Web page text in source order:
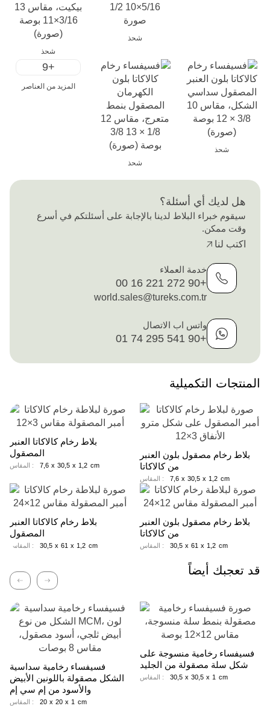
شحذ
شحذ
شحذ
شحذ
+9
المزيد من العناصر
هل لديك أي أسئلة؟
سيقوم خبراء البلاط لدينا بالإجابة على أسئلتكم في أسرع
وقت ممكن.
اكتب لنا
خدمة العملاء
+90 272 221 16 00
world.sales@tureks.com.tr
واتس اب الاتصال
+90 541 295 74 01
المنتجات التكميلية
بلاط رخام كالاكاتا العنبر
المصقول
المقاس : 7,6 x 30,5 x 1,2 cm
بلاط رخام مصقول بلون العنبر
من كالاكاتا
المقاس : 7,6 x 30,5 x 1,2 cm
بلاط رخام كالاكاتا العنبر
المصقول
المقاس : 30,5 x 61 x 1,2 cm
بلاط رخام مصقول بلون العنبر
من كالاكاتا
المقاس : 30,5 x 61 x 1,2 cm
قد تعجبك أيضاً
السابق لتالي
فسيفساء رخامية سداسية
الشكل مصقولة باللونين الأبيض
والأسود من إم سي إم
المقاس : 20 x 20 x 1 cm
فسيفساء رخامية منسوجة على
شكل سلة مصقولة من الجليد
المقاس : 30,5 x 30,5 x 1 cm